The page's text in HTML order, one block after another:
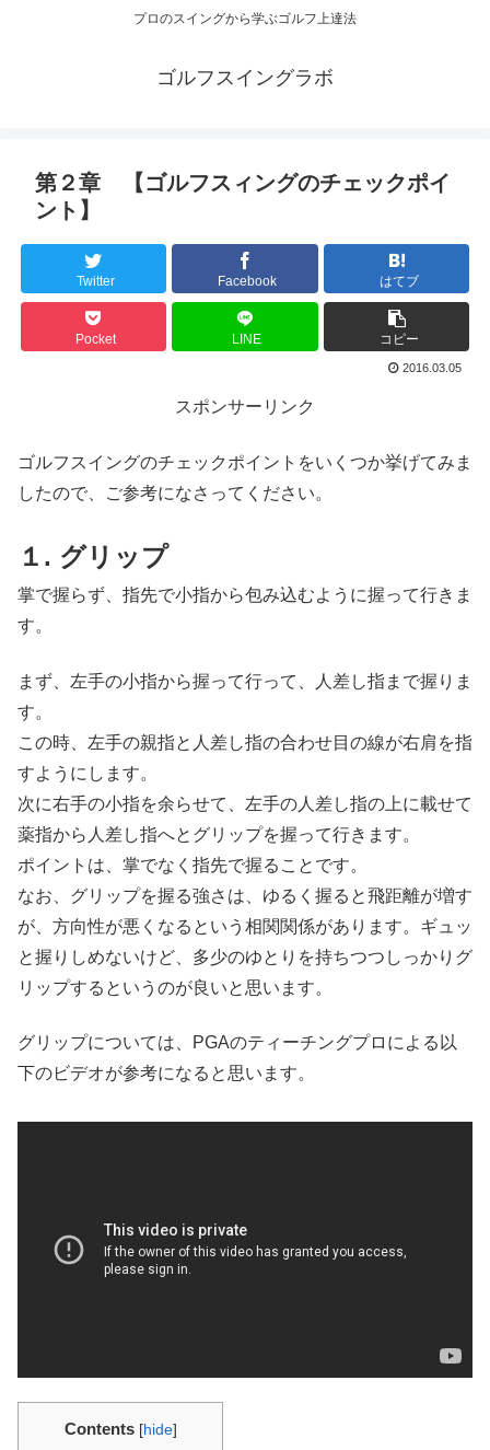
プロのスイングから学ぶゴルフ上達法
ゴルフスイングラボ
第２章 【ゴルフスィングのチェックポイ
ント】
Twitter Facebook はてブ
Pocket LINE コピー
2016.03.05
スポンサーリンク
ゴルフスイングのチェックポイントをいくつか挙げてみま
したので、ご参考になさってください。
１. グリップ
掌で握らず、指先で小指から包み込むように握って行きま
す。
まず、左手の小指から握って行って、人差し指まで握りま
す。
この時、左手の親指と人差し指の合わせ目の線が右肩を指
すようにします。
次に右手の小指を余らせて、左手の人差し指の上に載せて
薬指から人差し指へとグリップを握って行きます。
ポイントは、掌でなく指先で握ることです。
なお、グリップを握る強さは、ゆるく握ると飛距離が増す
が、方向性が悪くなるという相関関係があります。ギュッ
と握りしめないけど、多少のゆとりを持ちつつしっかりグ
リップするというのが良いと思います。
グリップについては、PGAのティーチングプロによる以
下のビデオが参考になると思います。
Contents [hide]